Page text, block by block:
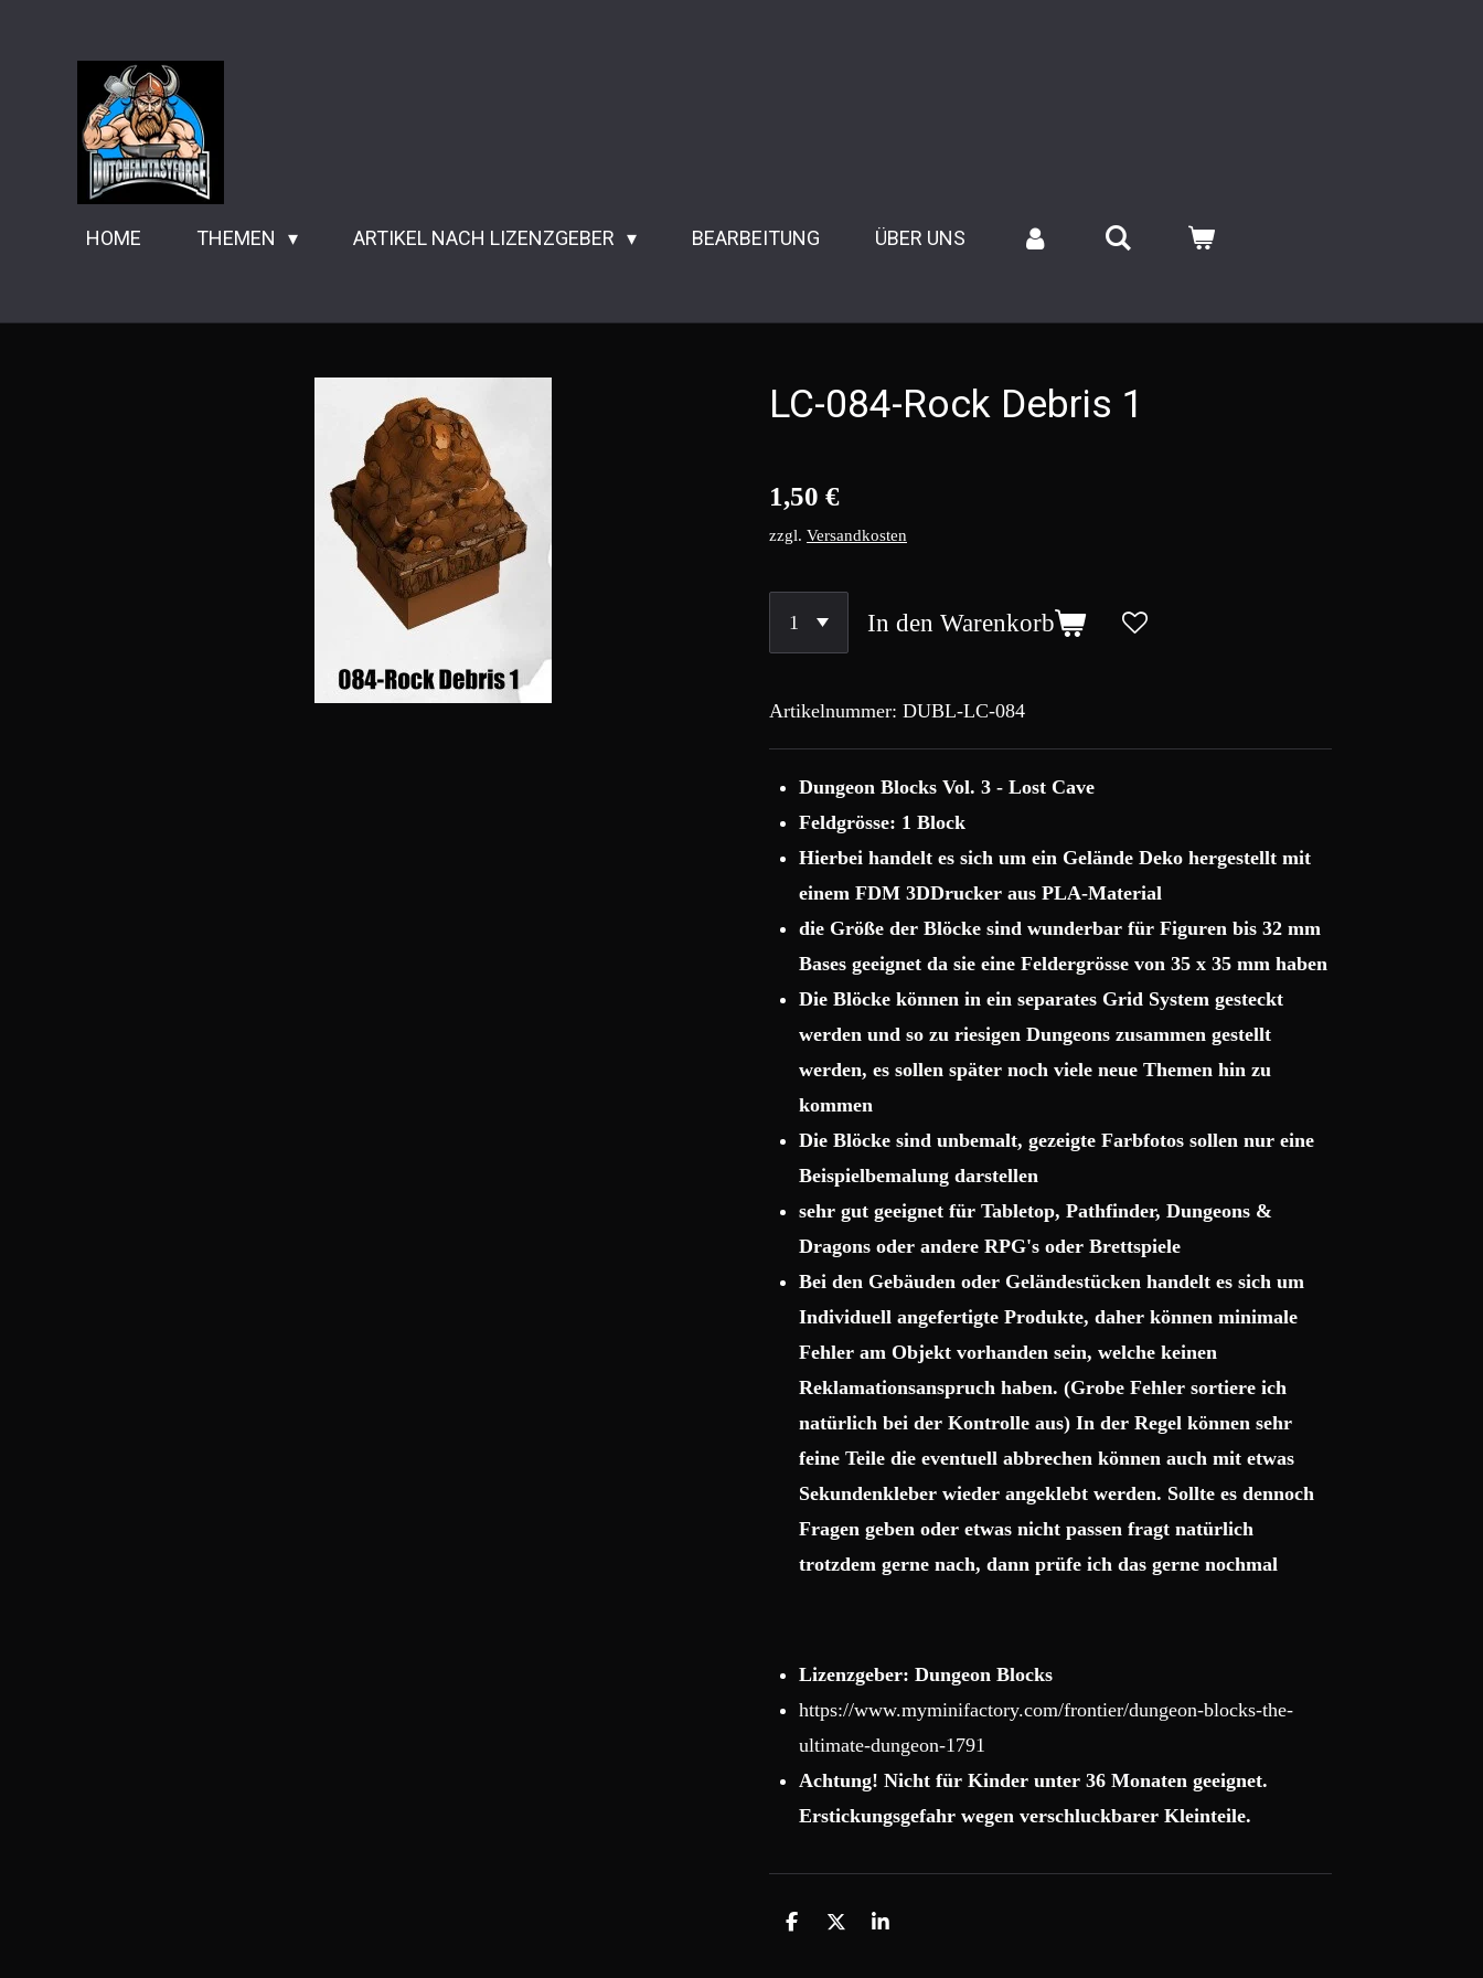
Hauptinhalt
HOME THEMEN ARTIKEL NACH LIZENZGEBER BEARBEITUNG ÜBER UNS
LC-084-Rock Debris 1
1,50 €
zzgl. Versandkosten
In den Warenkorb
Artikelnummer: DUBL-LC-084
Dungeon Blocks Vol. 3 - Lost Cave
Feldgrösse: 1 Block
Hierbei handelt es sich um ein Gelände Deko hergestellt mit
einem FDM 3DDrucker aus PLA-Material
die Größe der Blöcke sind wunderbar für Figuren bis 32 mm
Bases geeignet da sie eine Feldergrösse von 35 x 35 mm haben
Die Blöcke können in ein separates Grid System gesteckt
werden und so zu riesigen Dungeons zusammen gestellt
werden, es sollen später noch viele neue Themen hin zu
kommen
Die Blöcke sind unbemalt, gezeigte Farbfotos sollen nur eine
Beispielbemalung darstellen
sehr gut geeignet für Tabletop, Pathfinder, Dungeons &
Dragons oder andere RPG's oder Brettspiele
Bei den Gebäuden oder Geländestücken handelt es sich um
Individuell angefertigte Produkte, daher können minimale
Fehler am Objekt vorhanden sein, welche keinen
Reklamationsanspruch haben. (Grobe Fehler sortiere ich
natürlich bei der Kontrolle aus) In der Regel können sehr
feine Teile die eventuell abbrechen können auch mit etwas
Sekundenkleber wieder angeklebt werden. Sollte es dennoch
Fragen geben oder etwas nicht passen fragt natürlich
trotzdem gerne nach, dann prüfe ich das gerne nochmal
Lizenzgeber: Dungeon Blocks
https://www.myminifactory.com/frontier/dungeon-blocks-the-
ultimate-dungeon-1791
Achtung! Nicht für Kinder unter 36 Monaten geeignet.
Erstickungsgefahr wegen verschluckbarer Kleinteile.
T
T
T